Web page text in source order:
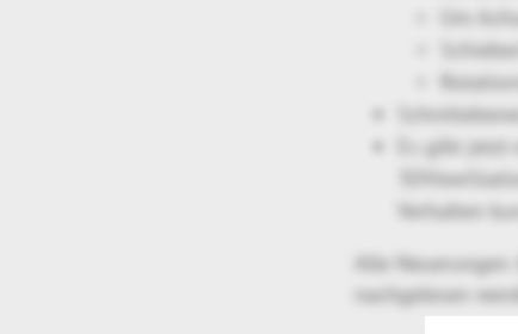
Um
Es gibt
Verhalten
Alle
nachgelesen